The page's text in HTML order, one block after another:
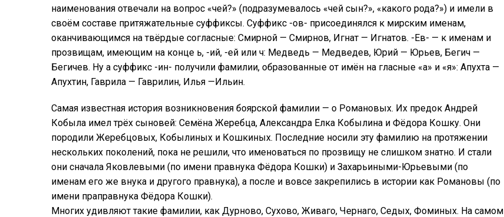
наименования отвечали на вопрос «чей?» (подразумевалось «чей сын?», «какого рода?») и имели в
своём составе притяжательные суффиксы. Суффикс -ов- присоединялся к мирским именам,
оканчивающимся на твёрдые согласные: Смирной — Смирнов, Игнат — Игнатов. -Ев- — к именам и
прозвищам, имеющим на конце ь, -ий, -ей или ч: Медведь — Медведев, Юрий — Юрьев, Бегич —
Бегичев. Ну а суффикс -ин- получили фамилии, образованные от имён на гласные «а» и «я»: Апухта —
Апухтин, Гаврила — Гаврилин, Илья —Ильин.
Самая известная история возникновения боярской фамилии — о Романовых. Их предок Андрей
Кобыла имел трёх сыновей: Семёна Жеребца, Александра Елка Кобылина и Фёдора Кошку. Они
породили Жеребцовых, Кобылиных и Кошкиных. Последние носили эту фамилию на протяжении
нескольких поколений, пока не решили, что именоваться по прозвищу не слишком знатно. И стали
они сначала Яковлевыми (по имени правнука Фёдора Кошки) и Захарьиными-Юрьевыми (по
именам его же внука и другого правнука), а после и вовсе закрепились в истории как Романовы (по
имени праправнука Фёдора Кошки).
Многих удивляют такие фамилии, как Дурново, Сухово, Живаго, Чернаго, Седых, Фоминых. На самом